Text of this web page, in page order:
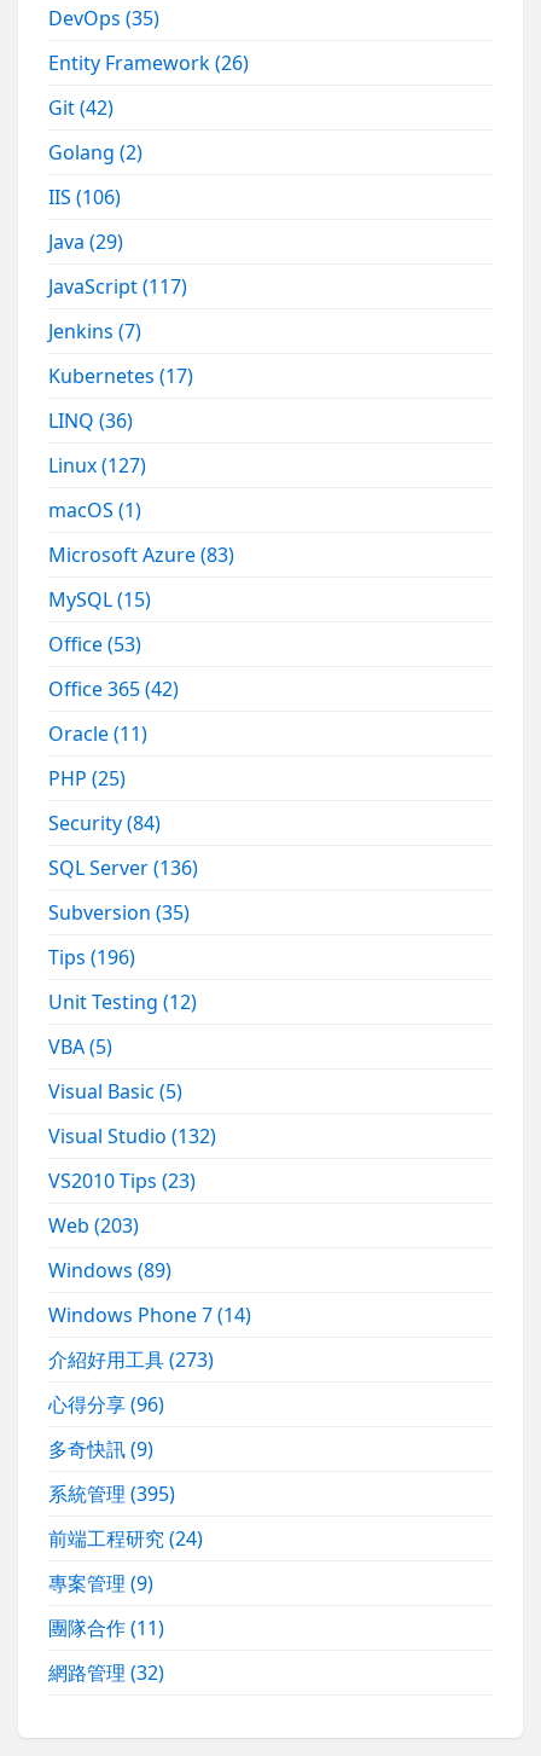
DevOps(35)
Entity Framework(26)
Git(42)
Golang(2)
IIS(106)
Java(29)
JavaScript(117)
Jenkins(7)
Kubernetes(17)
LINQ(36)
Linux(127)
macOS(1)
Microsoft Azure(83)
MySQL(15)
Office(53)
Office 365(42)
Oracle(11)
PHP(25)
Security(84)
SQL Server(136)
Subversion(35)
Tips(196)
Unit Testing(12)
VBA(5)
Visual Basic(5)
Visual Studio(132)
VS2010 Tips(23)
Web(203)
Windows(89)
Windows Phone 7(14)
介紹好用工具(273)
心得分享(96)
多奇快訊(9)
系統管理(395)
前端工程研究(24)
專案管理(9)
團隊合作(11)
網路管理(32)